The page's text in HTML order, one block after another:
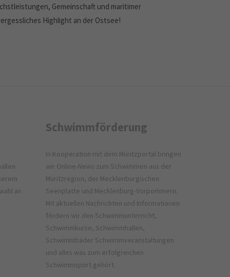
Gemeinschaft und maritimer
Highlight an der Ostsee!
an
Schwimmförderung
In Kooperation mit dem Müritzportal bringen
wir Online-News zum Schwimmen aus der
Müritzregion, der Mecklenburgischen
Seenplatte und Mecklenburg-Vorpommern.
Mit aktuellen Nachrichten und Informationen
fördern wir den Schwimmunterricht,
Schwimmkurse, Schwimmhallen,
Schwimmbäder Schwimmveranstaltungen
und alles was zum erfolgreichen
Schwimmsport gehört.